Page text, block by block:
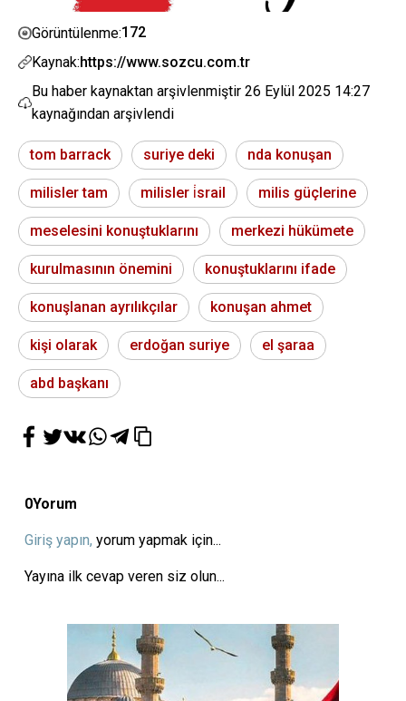
Görüntülenme:172
Kaynak:https://www.sozcu.com.tr
Bu haber kaynaktan arşivlenmiştir 26 Eylül 2025 14:27
kaynağından arşivlendi
tom barrack suriye deki nda konuşan
milisler tam milisler i̇srail milis güçlerine
meselesini konuştuklarını merkezi hükümete
kurulmasının önemini konuştuklarını ifade
konuşlanan ayrılıkçılar konuşan ahmet
kişi olarak erdoğan suriye el şaraa
abd başkanı
0Yorum
Giriş yapın, yorum yapmak için...
Yayına ilk cevap veren siz olun...